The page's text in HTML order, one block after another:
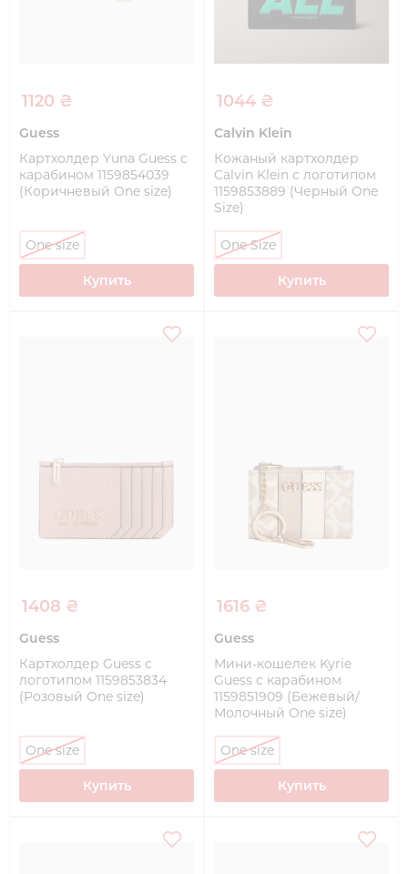
1120 ₴
Guess
Картхолдер Yuna Guess с
карабином 1159854039
(Коричневый One size)
One size
Купить
1044 ₴
Calvin Klein
Кожаный картхолдер
Calvin Klein с логотипом
1159853889 (Черный One
Size)
One Size
Купить
1408 ₴
Guess
Картхолдер Guess с
логотипом 1159853834
(Розовый One size)
One size
Купить
1616 ₴
Guess
Мини-кошелек Kyrie
Guess с карабином
1159851909 (Бежевый/
Молочный One size)
One size
Купить